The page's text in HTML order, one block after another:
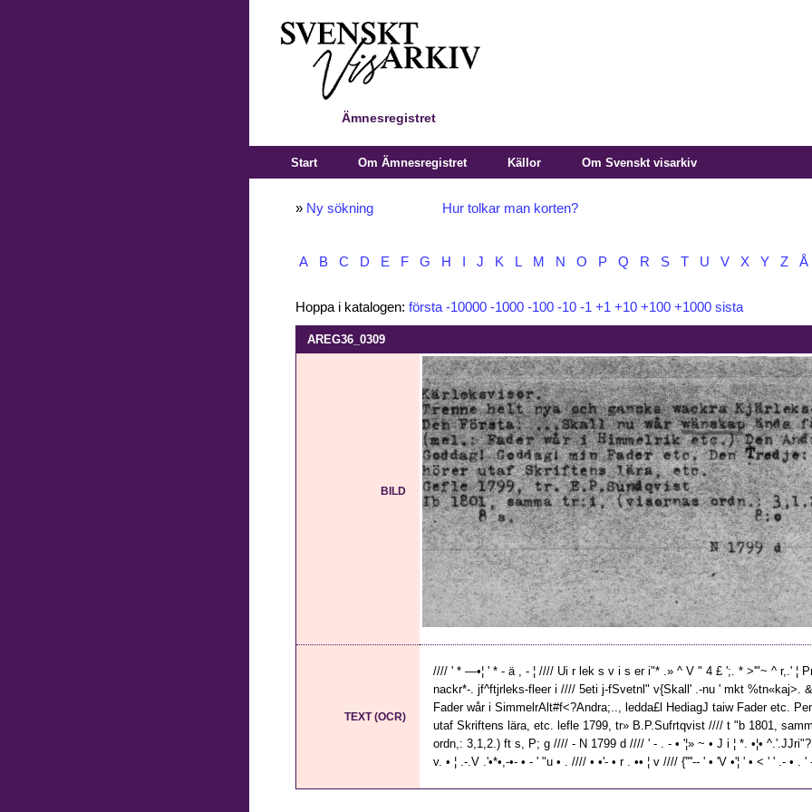
Ämnesregistret
Start Om Ämnesregistret Källor Om Svenskt visarkiv
» Ny sökning Hur tolkar man korten?
A B C D E F G H J K L M N O P Q R S T U V X Y Z Å
Hoppa i katalogen: första -10000 -1000 -100 -10 -1 +1 +10 +100 +1000 sista
AREG36_0309
BILD
TEXT (OCR)
//// ' * —•¦ ' * - ä , - ¦ //// Ui r lek s v i s er i"* .» ^ V " 4 £ ';. * >'"~ ^ r,.' ¦
nackr*-. jf^ftjrleks-fleer i //// 5eti j-fSvetnl" v{Skall' .-nu ' mkt %tn«kaj>.
Fader wår i SimmelrAlt#f<?Andra;.., ledda£l HediagJ taiw Fader etc.
utaf Skriftens lära, etc. lefle 1799, tr» B.P.Sufrtqvist //// t "b 1801,
ordn,: 3,1,2.) ft s, P; g //// - N 1799 d //// ' - . - • '¦» ~ • J i ¦ *. •¦•
v. • ¦ .-.V .'•*•,-•- • - ' "u • . //// • •'- • r . •• ¦ v //// {''''-- ' • 'V •'¦ ' • < ' ' .- • .